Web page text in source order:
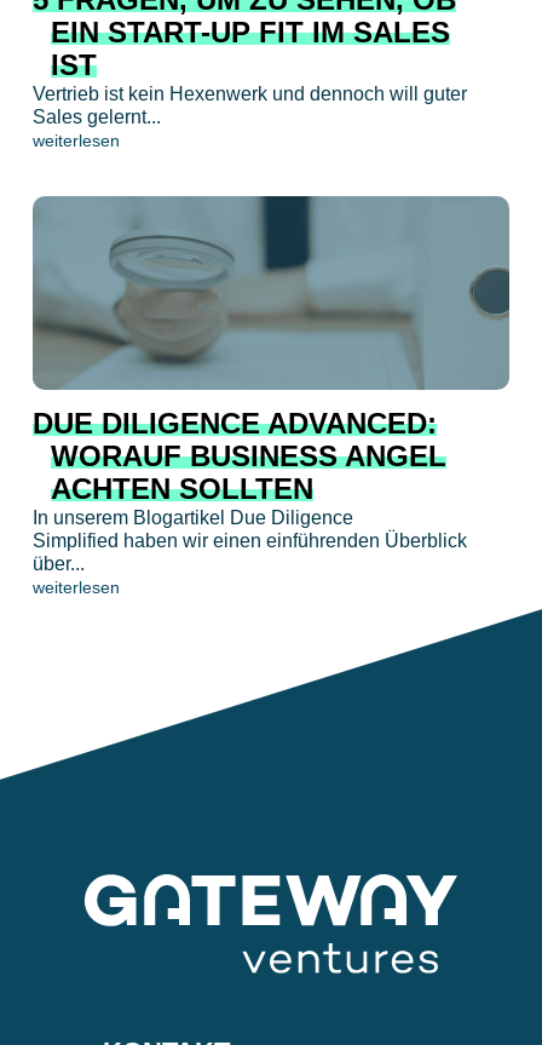
EIN START-UP FIT IM SALES
IST
Vertrieb ist kein Hexenwerk und dennoch will guter
Sales gelernt...
weiterlesen
DUE DILIGENCE ADVANCED:
WORAUF BUSINESS ANGEL
ACHTEN SOLLTEN
In unserem Blogartikel Due Diligence
Simplified haben wir einen einführenden Überblick
über...
weiterlesen